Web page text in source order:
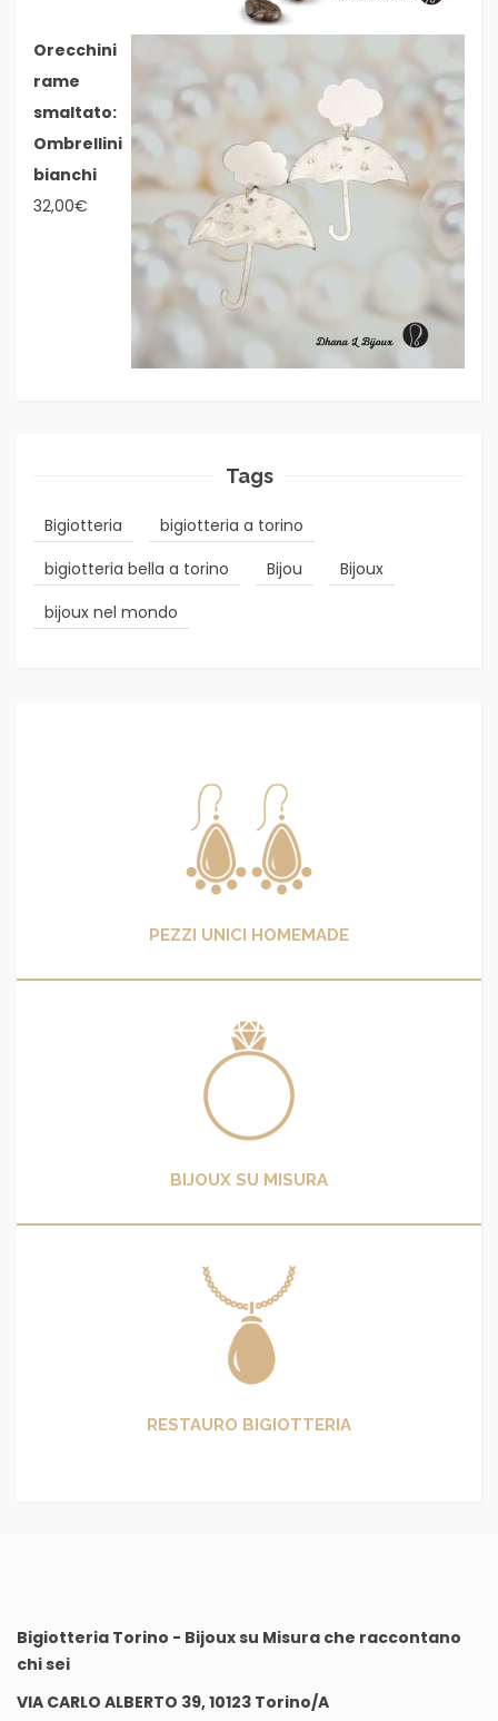
Orecchini
rame
smaltato:
Ombrellini
bianchi
32,00€
Tags
Bigiotteria
bigiotteria a torino
bigiotteria bella a torino
Bijou
Bijoux
bijoux nel mondo
PEZZI UNICI HOMEMADE
BIJOUX SU MISURA
RESTAURO BIGIOTTERIA
Bigiotteria Torino - Bijoux su Misura che raccontano
chi sei
VIA CARLO ALBERTO 39, 10123 Torino/A